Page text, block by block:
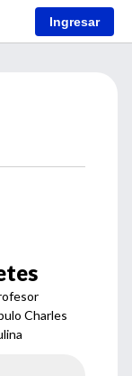
Ingresar
Charles